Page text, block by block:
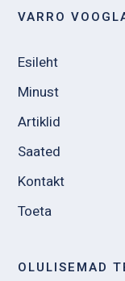
VARRO
Esileht
Minust
Artiklid
Saated
Kontakt
Toeta
OLULISEMAD